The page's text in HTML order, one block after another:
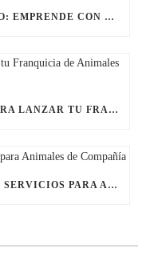
ESTE AÑO, REGÁLATE UN SUEÑO: EMPRENDE CON UNA FRANQUICIA DE EL PERRO FELIZ
ÚLTIMAS BECAS NAVIDEÑAS PARA LANZAR TU FRANQUICIA DE ANIMALES DE COMPAÑÍA
TENDENCIAS DEL MERCADO DE SERVICIOS PARA ANIMALES DE COMPAÑÍA